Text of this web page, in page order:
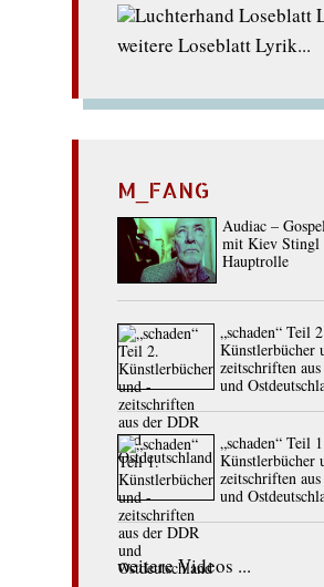
weitere Loseblatt Lyrik...
M_FANG
Audiac –
mit Kiev Stingl
Hauptrolle
„schaden“ Teil
Künstlerbücher
zeitschriften
und
„schaden“ Teil
Künstlerbücher
zeitschriften
und
weitere Videos ...